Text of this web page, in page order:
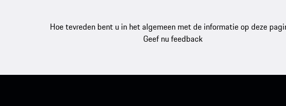
Hoe tevreden bent u in het algemeen met de informatie op deze
Geef nu feedback